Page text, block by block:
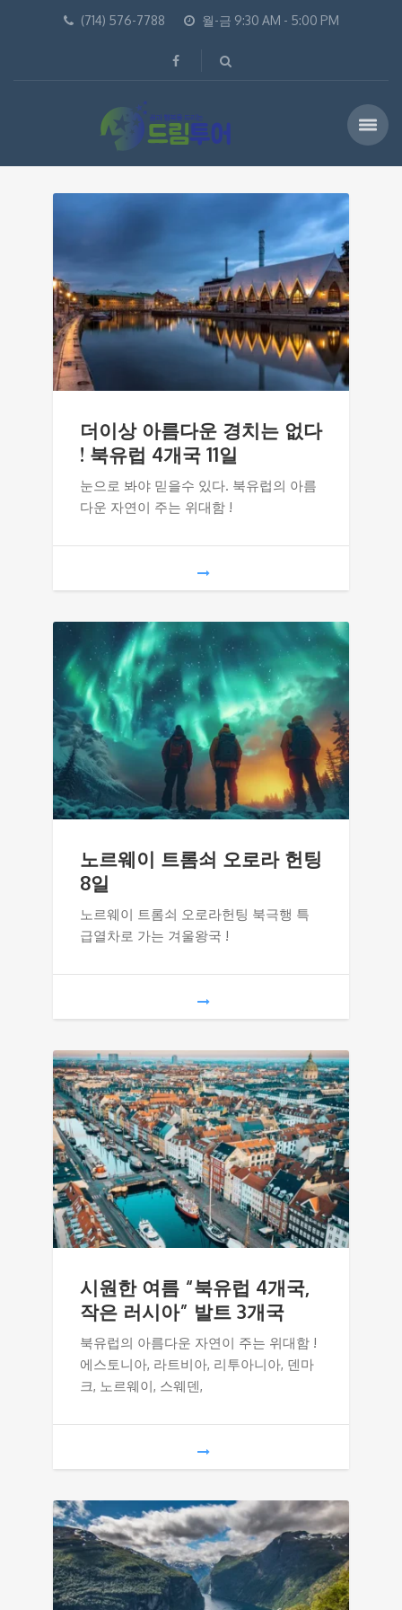
(714) 576-7788 월-금 9:30 AM - 5:00 PM
더이상 아름다운 경치는 없다
! 북유럽 4개국 11일
눈으로 봐야 믿을수 있다. 북유럽의 아름
다운 자연이 주는 위대함 !
노르웨이 트롬쇠 오로라 헌팅
8일
노르웨이 트롬쇠 오로라헌팅 북극행 특
급열차로 가는 겨울왕국 !
시원한 여름 “북유럽 4개국,
작은 러시아” 발트 3개국
북유럽의 아름다운 자연이 주는 위대함 !
에스토니아, 라트비아, 리투아니아, 덴마
크, 노르웨이, 스웨덴,